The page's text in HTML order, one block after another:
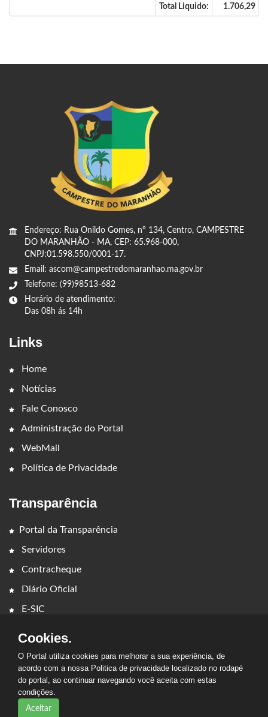
Total Liquido: 1.706,29
Endereço: Rua Onildo Gomes, nº 134, Centro, CAMPESTRE
DO MARANHÃO - MA, CEP: 65.968-000,
CNPJ:01.598.550/0001-17.
Email: ascom@campestredomaranhao.ma.gov.br
Telefone: (99)98513-682
Horário de atendimento:
Das 08h ás 14h
Links
Home
Notícias
Fale Conosco
Administração do Portal
WebMail
Política de Privacidade
Transparência
Portal da Transparência
Servidores
Contracheque
Diário Oficial
E-SIC
Cookies.
O Portal utiliza cookies para melhorar a sua experiência, de
acordo com a nossa Politica de privacidade localizado no rodapé
do portal, ao continuar navegando você aceita com estas
condições.
Aceitar
2026 - PREFEITURA MUNICIPAL DE CAMPESTRE DO
MARANHÃO. Todos os direitos reservados.